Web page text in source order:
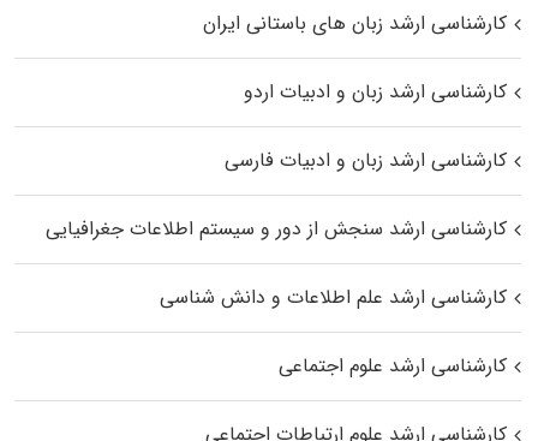
کارشناسی ارشد زبان‌ های باستانی ایران
کارشناسی ارشد زبان و ادبیات اردو
کارشناسی ارشد زبان و ادبیات فارسی
کارشناسی ارشد سنجش از دور و سیستم اطلاعات جغرافیایی
کارشناسی ارشد علم اطلاعات و دانش شناسی
کارشناسی ارشد علوم اجتماعی
کارشناسی ارشد علوم ارتباطات اجتماعی